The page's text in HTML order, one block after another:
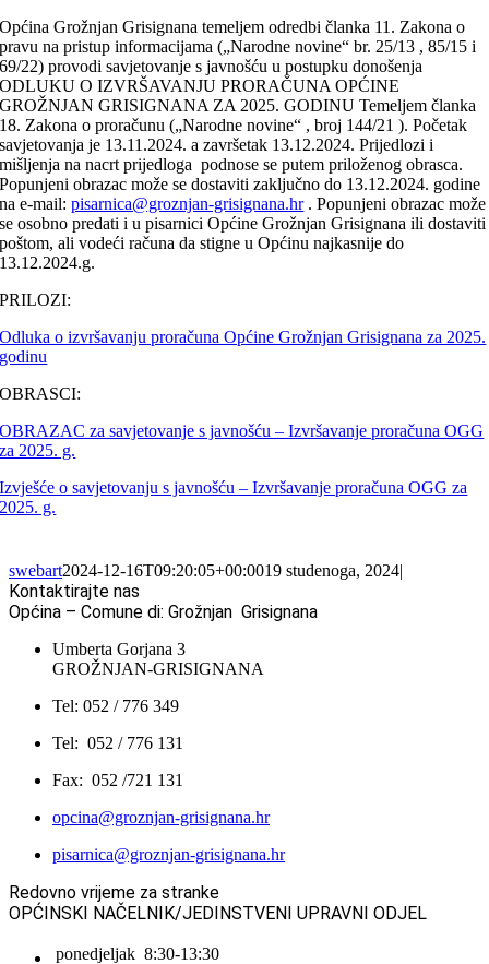
Općina Grožnjan Grisignana temeljem odredbi članka 11. Zakona o
pravu na pristup informacijama („Narodne novine“ br. 25/13 , 85/15 i
69/22) provodi savjetovanje s javnošću u postupku donošenja
ODLUKU O IZVRŠAVANJU PRORAČUNA OPĆINE
GROŽNJAN GRISIGNANA ZA 2025. GODINUTemeljem članka
18. Zakona o proračunu („Narodne novine“ , broj 144/21 ). Početak
savjetovanja je 13.11.2024. a završetak 13.12.2024. Prijedlozi i
mišljenja na nacrt prijedloga podnose se putem priloženog obrasca.
Popunjeni obrazac može se dostaviti zaključno do 13.12.2024. godine
na e-mail:pisarnica@groznjan-grisignana.hr. Popunjeni obrazac može
se osobno predati i u pisarnici Općine Grožnjan Grisignana ili dostaviti
poštom, ali vodeći računa da stigne u Općinu najkasnije do
13.12.2024.g.
PRILOZI:
Odluka o izvršavanju proračuna Općine Grožnjan Grisignana za 2025.
godinu
OBRASCI:
OBRAZAC za savjetovanje s javnošću – Izvršavanje proračuna OGG
za 2025. g.
Izvješće o savjetovanju s javnošću – Izvršavanje proračuna OGG za
2025. g.
swebart2024-12-16T09:20:05+00:0019 studenoga, 2024|
Kontaktirajte nas
Općina – Comune di: Grožnjan Grisignana
Umberta Gorjana 3
GROŽNJAN-GRISIGNANA
Tel: 052 / 776 349
Tel: 052 / 776 131
Fax: 052 /721 131
opcina@groznjan-grisignana.hr
pisarnica@groznjan-grisignana.hr
Redovno vrijeme za stranke
OPĆINSKI NAČELNIK/JEDINSTVENI UPRAVNI ODJEL
ponedjeljak 8:30-13:30